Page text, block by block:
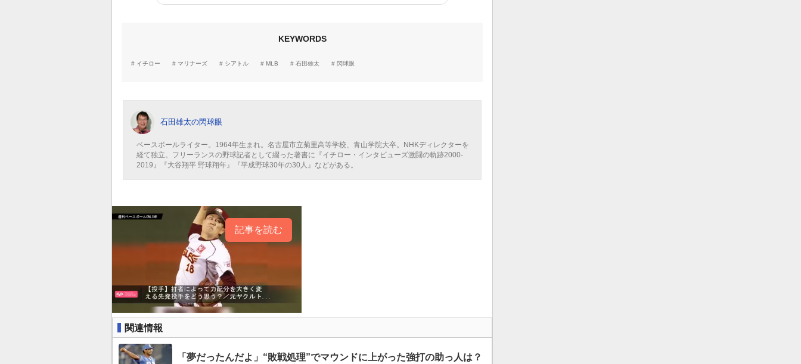
KEYWORDS
イチロー マリナーズ シアトル MLB 石田雄太 閃球眼
石田雄太の閃球眼
ベースボールライター。1964年生まれ。名古屋市立菊里高等学校、青山学院大卒。NHKディレクターを
経て独立。フリーランスの野球記者として綴った著書に『イチロー・インタビューズ激闘の軌跡2000-
2019』『大谷翔平 野球翔年』『平成野球30年の30人』などがある。
記事を読む
関連情報
「夢だったんだよ」“敗戦処理”でマウンドに上がった強打の助っ人は？